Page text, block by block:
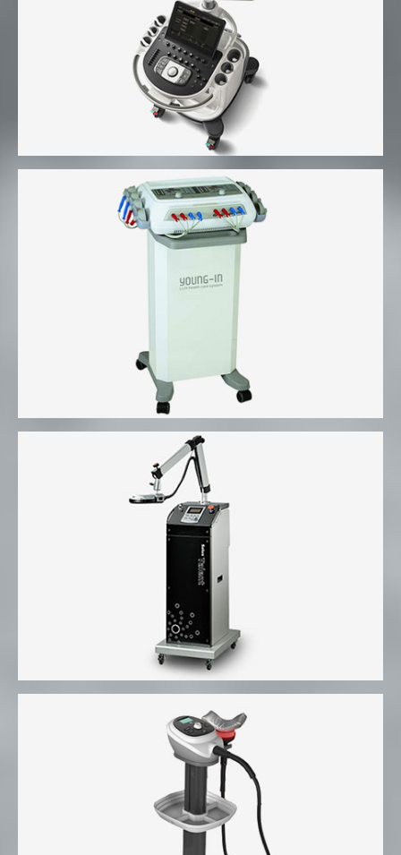
초음파(AFFINITY 50)
간섭전류형 저주파 자극기(ICT IN-2200)
자기장치료기 SALUS TALENT
전문몸 마사지기계(SASO TODAK)